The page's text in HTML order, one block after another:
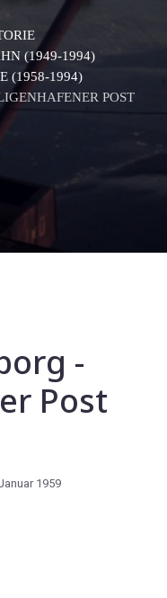
(1949-1994)
(1958-1994)
POST
-
Post
1959